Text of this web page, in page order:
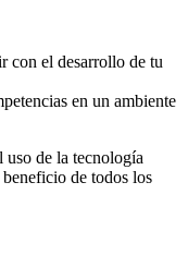
con el desarrollo de tu
en un ambiente
uso de la tecnología
de todos los